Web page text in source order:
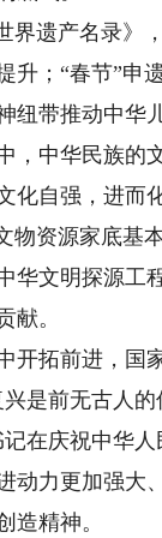
遗产名录》
升；“春节”申
纽带推动中
中华民族的文
化自强，进而
资源家底基
华文明探源工
献。
拓前进，国家
前无古人的
在庆祝中华
力更加强大
造精神。